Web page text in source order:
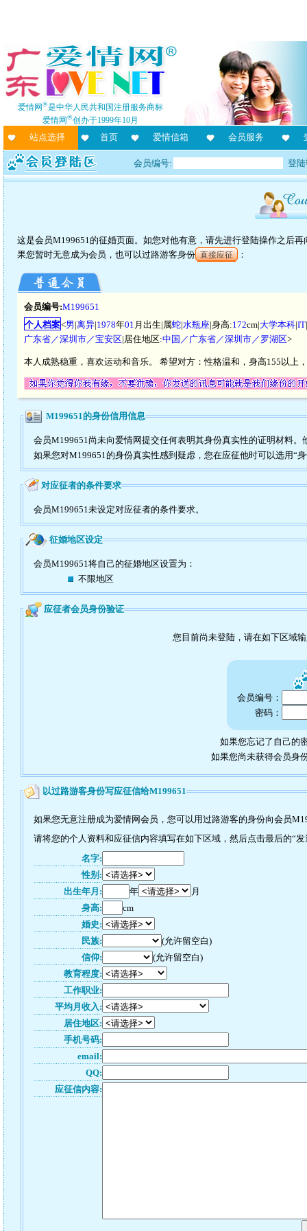
爱情网®是中华人民共和国注册服务商标
爱情网®创办于1999年10月
站点选择 首页 爱情信箱 会员服务
会员编号: 登
这是会员M199651的征婚页面。如您对他有意，请先进行登陆操作之后
果您暂时无意成为会员，也可以过路游客身份 直接应征 ：
会员编号:M199651
个人档案<男|离异|1978年01 月出生|属蛇|水瓶座|身高:172cm|大学本科|IT
广东省／深圳市／宝安区|居住地区:中国／广东省／深圳市／罗湖区>
本人成熟稳重，喜欢运动和音乐。 希望对方：性格温和，身高155以上
M199651的身份信用信息
会员M199651尚未向爱情网提交任何表明其身份真实性的证明材料。
如果您对M199651的身份真实性感到疑虑，您在应征他时可以选用“
对应征者的条件要求
会员M199651未设定对应征者的条件要求。
征婚地区设定
会员M199651将自己的征婚地区设置为：
不限地区
应征者会员身份验证
您目前尚未登陆，请在如下区域
会员编号：
密码：
如果您忘记了自己的
如果您尚未获得会员身
以过路游客身份写应征信给M199651
如果您无意注册成为爱情网会员，您可以用过路游客的身份向会员
请将您的个人资料和应征信内容填写在如下区域，然后点击最后的“
名字:
性别:
出生年月:
年
月
身高:
cm
婚史:
民族:
(允许留空白)
信仰:
(允许留空白)
教育程度:
工作职业:
平均月收入:
居住地区:
手机号码:
email:
QQ:
应征信内容: